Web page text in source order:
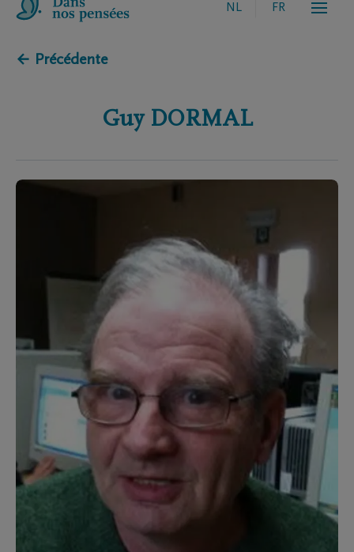
NL FR
← Précédente
Guy DORMAL